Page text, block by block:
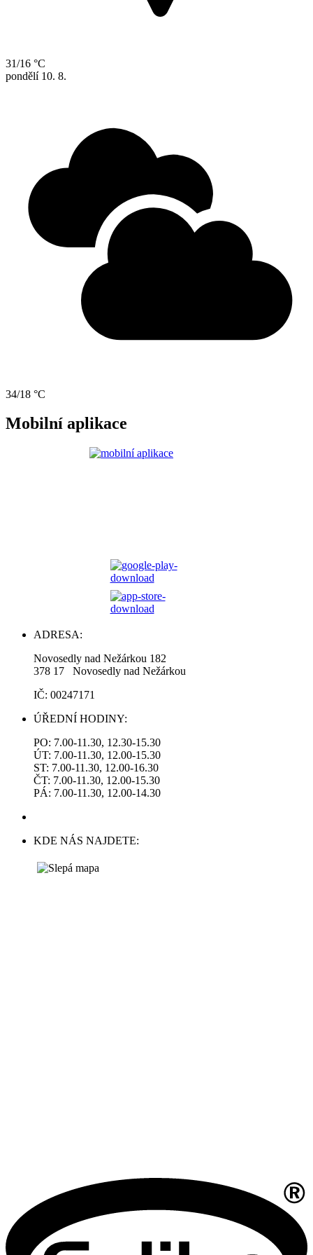
31/16 °C
pondělí 10. 8.
34/18 °C
Mobilní aplikace
ADRESA:
Novosedly nad Nežárkou 182
378 17 Novosedly nad Nežárkou
IČ: 00247171
ÚŘEDNÍ HODINY:
PO: 7.00-11.30, 12.30-15.30
ÚT: 7.00-11.30, 12.00-15.30
ST: 7.00-11.30, 12.00-16.30
ČT: 7.00-11.30, 12.00-15.30
PÁ: 7.00-11.30, 12.00-14.30
KDE NÁS NAJDETE: